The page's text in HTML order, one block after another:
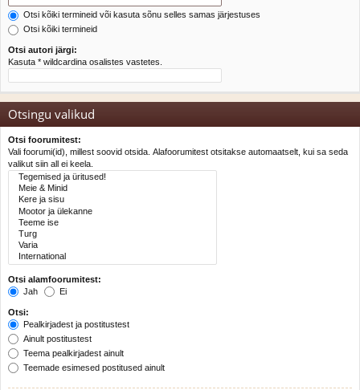
Otsi kõiki termineid või kasuta sõnu selles samas järjestuses
Otsi kõiki termineid
Otsi autori järgi:
Kasuta * wildcardina osalistes vastetes.
Otsingu valikud
Otsi foorumitest:
Vali foorumi(id), millest soovid otsida. Alafoorumitest otsitakse automaatselt, kui sa seda
valikut siin all ei keela.
Otsi alamfoorumitest:
Jah
Ei
Otsi:
Pealkirjadest ja postitustest
Ainult postitustest
Teema pealkirjadest ainult
Teemade esimesed postitused ainult